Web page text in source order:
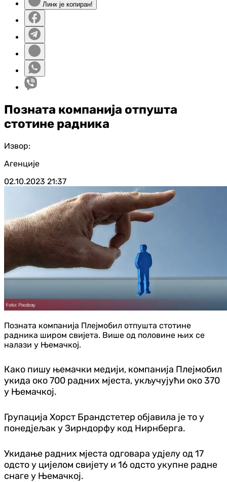
Линк је копиран!
Позната компанија отпушта
стотине радника
Извор:
Агенције
02.10.2023 21:37
Позната компанија Плејмобил отпушта стотине
радника широм свијета. Више од половине њих се
налази у Њемачкој.
Како пишу њемачки медији, компанија Плејмобил
укида око 700 радних мјеста, укључујући око 370
у Њемачкој.
Групација Хорст Брандстетер објавила је то у
понедјељак у Зирндорфу код Нирнберга.
Укидање радних мјеста одговара удјелу од 17
одсто у цијелом свијету и 16 одсто укупне радне
снаге у Њемачкој.